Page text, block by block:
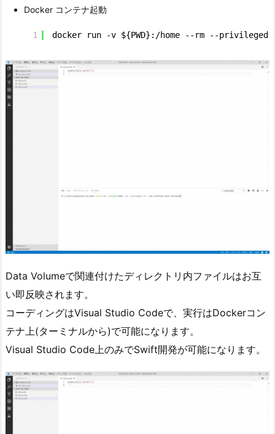
Docker コンテナ起動
1 docker run -v ${PWD}:/home --rm --
Data Volumeで関連付けたディレクトリ内ファイルはお互
い即反映されます。
コーディングはVisual Studio Codeで、実行はDockerコン
テナ上(ターミナルから)で可能になります。
Visual Studio Code上のみでSwift開発が可能になります。